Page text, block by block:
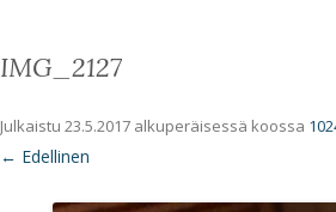
IMG_2127
Julkaistu 23.5.2017 alkuperäisessä koossa
← Edellinen